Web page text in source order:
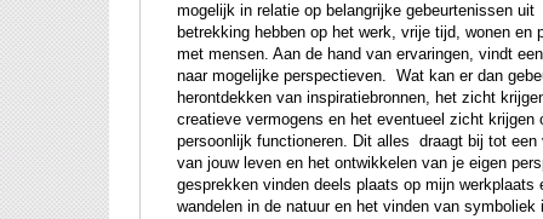
mogelijk in relatie op belangrijke gebeurtenissen
betrekking hebben op het werk, vrije tijd, wonen en
met mensen. Aan de hand van ervaringen, vindt
naar mogelijke perspectieven. Wat kan er dan
herontdekken van inspiratiebronnen, het zicht
creatieve vermogens en het eventueel zicht krijgen
persoonlijk functioneren. Dit alles draagt bij tot een
van jouw leven en het ontwikkelen van je eigen
gesprekken vinden deels plaats op mijn werkplaats
wandelen in de natuur en het vinden van symboliek